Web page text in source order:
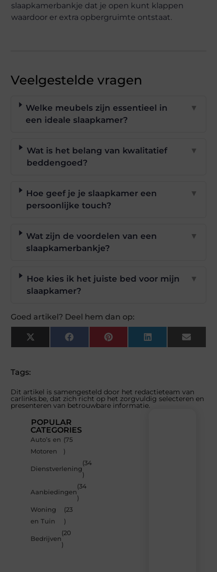
slaapkamerbankje dat je open kunt klappen
waardoor er extra opbergruimte ontstaat.
Veelgestelde vragen
Welke meubels zijn essentieel in
een ideale slaapkamer?
▼
Wat is het belang van kwalitatief
beddengoed?
▼
Hoe geef je je slaapkamer een
persoonlijke touch?
▼
Wat zijn de voordelen van een
slaapkamerbankje?
▼
Hoe kies ik het juiste bed voor mijn
slaapkamer?
▼
Goed artikel? Deel hem dan op:
X
(Twitter)
FacebookPinterestLinkedInEmail
Tags:
Dit artikel is samengesteld door het redactieteam van
carlinks.be, dat zich richt op het zorgvuldig selecteren en
presenteren van betrouwbare informatie.
POPULAR
CATEGORIES
Auto’s en
Motoren
(75
)
Dienstverlening
(34
)
Aanbiedingen
(34
)
Woning
en Tuin
(23
)
Bedrijven
(20
)